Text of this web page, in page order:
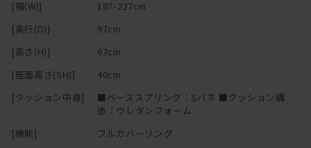
[幅(W)]
187-227cm
[奥行(D)]
97cm
[高さ(H)]
67cm
[座面高さ(SH)]
40cm
[クッション中身]
■ベーススプリング：Sバネ ■クッション構
造：ウレタンフォーム
[機能]
フルカバーリング